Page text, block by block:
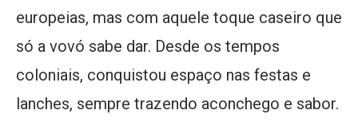
europeias, mas com aquele toque caseiro que
só a vovó sabe dar. Desde os tempos
coloniais, conquistou espaço nas festas e
lanches, sempre trazendo aconchego e sabor.